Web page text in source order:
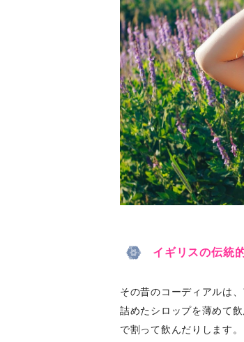
イギリスの伝統
その昔のコーディアルは
詰めたシロップを薄めて
で割って飲んだりします。